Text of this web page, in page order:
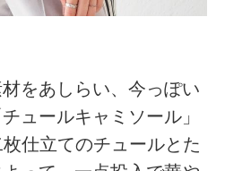
をあしらい、今っぽい
ュールキャミソール」
仕立てのチュールとた